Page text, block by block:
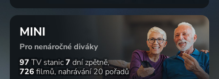
MINI
Pro nenáročné diváky
97 TV stanic7 dní zpětně
726 filmů nahrávání 20 pořadů